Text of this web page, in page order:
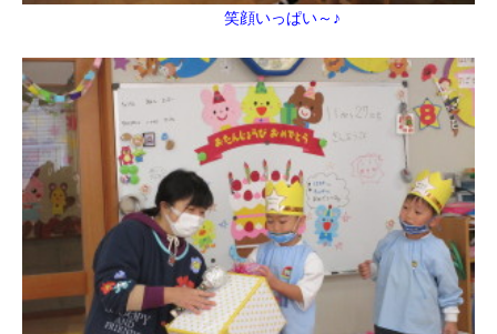
笑顔いっぱい～♪